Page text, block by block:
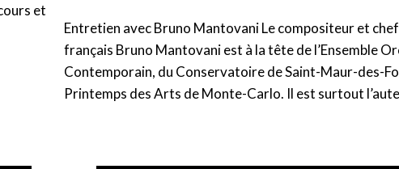
et
Entretien avec Bruno Mantovani Le compositeur et
français Bruno Mantovani est à la tête de l’Ensemble
Contemporain, du Conservatoire de Saint-Maur-des-
Printemps des Arts de Monte-Carlo. Il est surtout